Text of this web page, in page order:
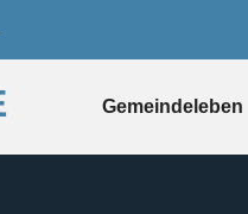
Gemeindeleben